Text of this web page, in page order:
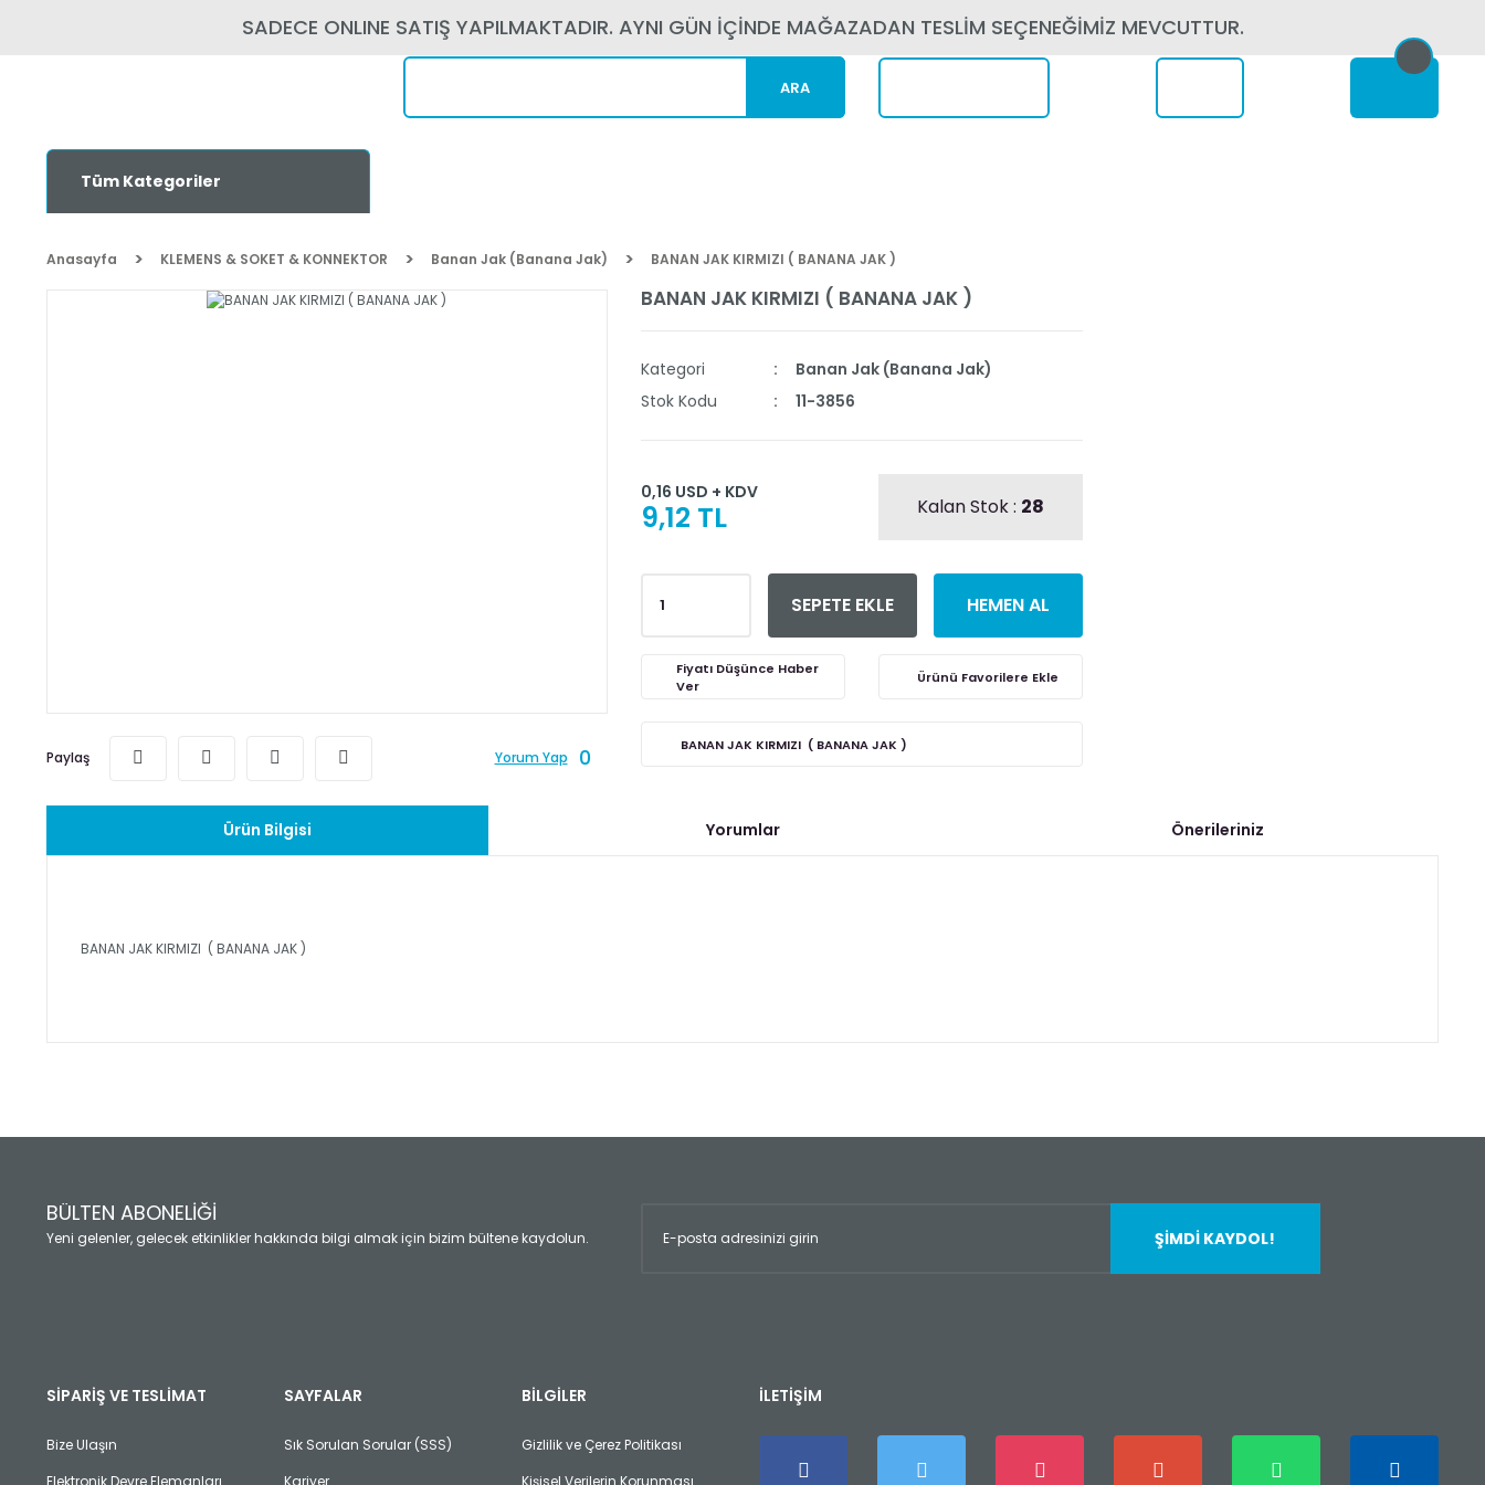
SADECE ONLINE SATIŞ YAPILMAKTADIR. AYNI GÜN İÇİNDE MAĞAZADAN TESLİM SEÇENEĞİMİZ MEVCUTTUR.
ARA
Tüm Kategoriler
Anasayfa KLEMENS & SOKET & KONNEKTOR Banan Jak (Banana Jak) BANAN JAK KIRMIZI ( BANANA JAK )
Paylaş Yorum Yap 0
BANAN JAK KIRMIZI ( BANANA JAK )
Kategori
Banan Jak (Banana Jak)
Stok Kodu
11-3856
0,16 USD + KDV
9,12 TL Kalan Stok : 28
SEPETE EKLE HEMEN AL
Fiyatı Düşünce Haber
Ver
BANAN JAK KIRMIZI ( BANANA JAK )
Ürün Bilgisi Yorumlar Önerileriniz
BANAN JAK KIRMIZI ( BANANA JAK )
Yorum Yaz
Ürün açıklamasında eksik bilgiler bulunuyor.
Ürün fiyatı diğer sitelerden daha pahalı.
Bu ürüne benzer farklı alternatifler olmalı.
BÜLTEN ABONELİĞİ
Yeni gelenler, gelecek etkinlikler hakkında bilgi almak için bizim bültene kaydolun. ŞİMDİ KAYDOL!
SİPARİŞ VE TESLİMAT
Bize Ulaşın
Elektronik Devre Elemanları
SAYFALAR
Sık Sorulan Sorular (SSS)
Kariyer
BİLGİLER
Gizlilik ve Çerez Politikası
Kişisel Verilerin Korunması
İLETİŞİM